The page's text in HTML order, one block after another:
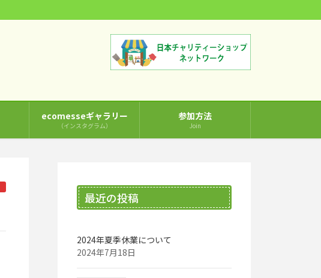
ecomesseギャラリー
（インスタグラム）
参加方法
Join
最近の投稿
2024年夏季休業について
2024年7月18日